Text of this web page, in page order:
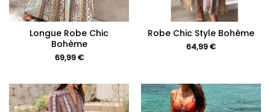
Longue Robe Chic
Bohème
69,99€
Robe Chic Style Bohème
64,99€